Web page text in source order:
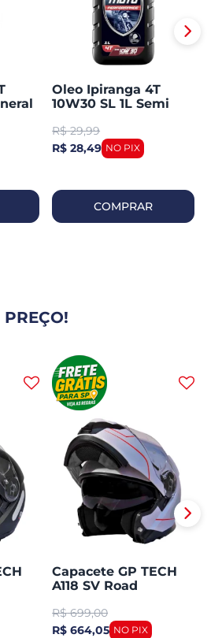
Oleo Ipiranga 4T
10W30 SL 1L Semi
R$ 29,99
R$ 28,49
COMPRAR
Capacete GP TECH
A118 SV Road
R$ 699,00
R$ 664,05